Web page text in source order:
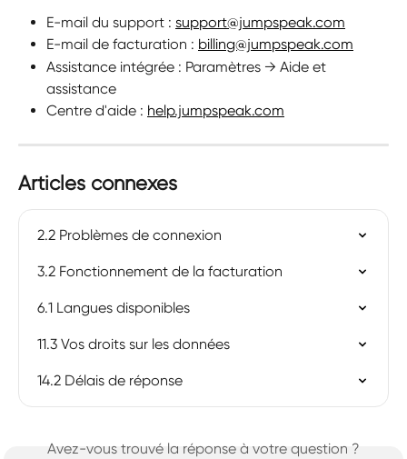
E-mail du support : support@jumpspeak.com
E-mail de facturation : billing@jumpspeak.com
Assistance intégrée : Paramètres → Aide et
assistance
Centre d'aide : help.jumpspeak.com
Articles connexes
2.2 Problèmes de connexion
3.2 Fonctionnement de la facturation
6.1 Langues disponibles
11.3 Vos droits sur les données
14.2 Délais de réponse
Avez-vous trouvé la réponse à votre question ?